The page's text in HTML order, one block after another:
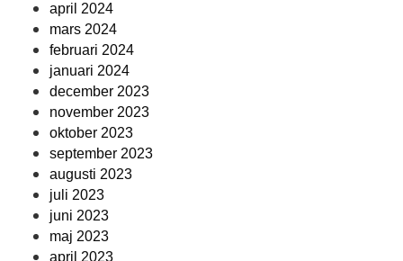
april 2024
mars 2024
februari 2024
januari 2024
december 2023
november 2023
oktober 2023
september 2023
augusti 2023
juli 2023
juni 2023
maj 2023
april 2023